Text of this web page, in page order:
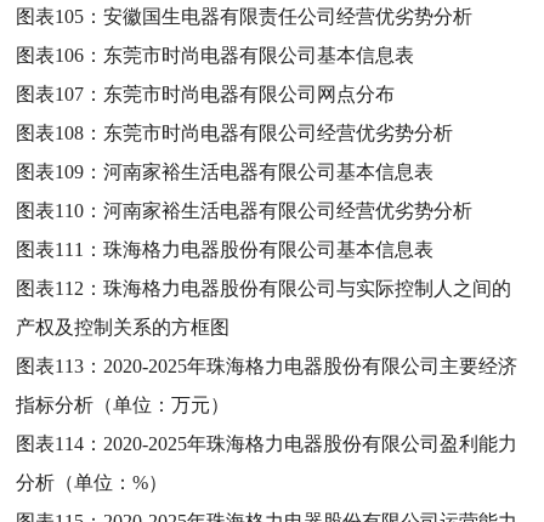
图表105：安徽国生电器有限责任公司经营优劣势分析
图表106： 东莞市时尚电器有限公司基本信息表
图表107： 东莞市时尚电器有限公司网点分布
图表108： 东莞市时尚电器有限公司经营优劣势分析
图表109：河南家裕生活电器有限公司基本信息表
图表110：河南家裕生活电器有限公司经营优劣势分析
图表111：珠海格力电器股份有限公司基本信息表
图表112：珠海格力电器股份有限公司与实际控制人之间的
产权及控制关系的方框图
图表113： 2020-2025年珠海格力电器股份有限公司主要经济
指标分析（单位：万元）
图表114： 2020-2025年珠海格力电器股份有限公司盈利能力
分析（单位：%）